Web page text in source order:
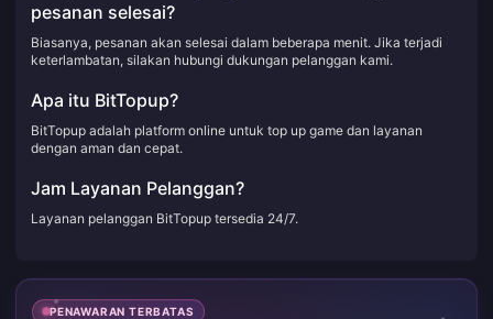
pesanan selesai?
Biasanya, pesanan akan selesai dalam beberapa menit. Jika terjadi
keterlambatan, silakan hubungi dukungan pelanggan kami.
Apa itu BitTopup?
BitTopup adalah platform online untuk top up game dan layanan
dengan aman dan cepat.
Jam Layanan Pelanggan?
Layanan pelanggan BitTopup tersedia 24/7.
PENAWARAN TERBATAS